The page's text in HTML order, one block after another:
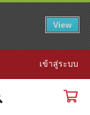
View
เข้าสู่ระบบ